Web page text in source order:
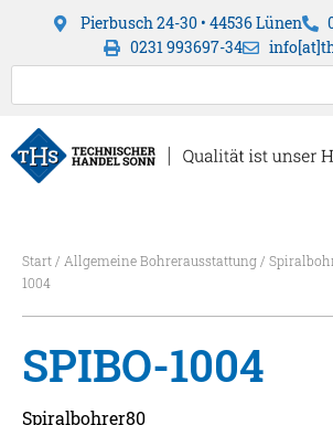
Pierbusch 24-30 • 44536 Lünen
0231 993697-34
Start/ Allgemeine Bohrerausstattung/
1004
SPIBO-1004
Spiralbohrer80